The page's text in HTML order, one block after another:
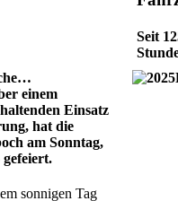
Seit
einem
Einsatz
hat die
am Sonntag,
gefeiert.
sonnigen Tag